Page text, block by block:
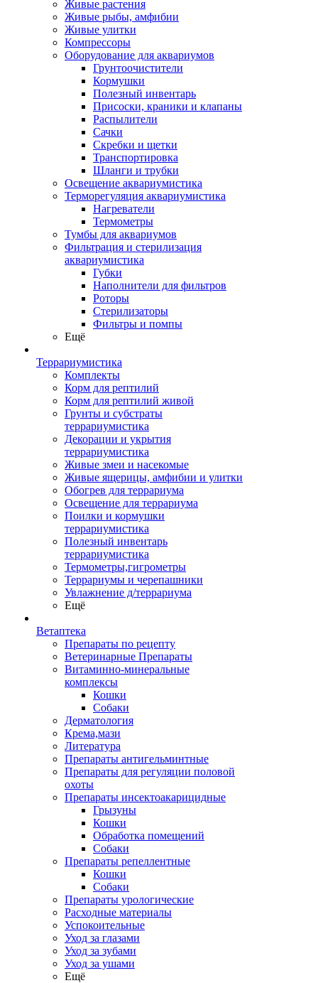
Живые растения
Живые рыбы, амфибии
Живые улитки
Компрессоры
Оборудование для аквариумов
Грунтоочистители
Кормушки
Полезный инвентарь
Присоски, краники и клапаны
Распылители
Сачки
Скребки и щетки
Транспортировка
Шланги и трубки
Освещение аквариумистика
Терморегуляция аквариумистика
Нагреватели
Термометры
Тумбы для аквариумов
Фильтрация и стерилизация
аквариумистика
Губки
Наполнители для фильтров
Роторы
Стерилизаторы
Фильтры и помпы
Ещё
Террариумистика
Комплекты
Корм для рептилий
Корм для рептилий живой
Грунты и субстраты
террариумистика
Декорации и укрытия
террариумистика
Живые змеи и насекомые
Живые ящерицы, амфибии и улитки
Обогрев для террариума
Освещение для террариума
Поилки и кормушки
террариумистика
Полезный инвентарь
террариумистика
Термометры,гигрометры
Террариумы и черепашники
Увлажнение д/террариума
Ещё
Ветаптека
Препараты по рецепту
Ветеринарные Препараты
Витаминно-минеральные
комплексы
Кошки
Собаки
Дерматология
Крема,мази
Литература
Препараты антигельминтные
Препараты для регуляции половой
охоты
Препараты инсектоакарицидные
Грызуны
Кошки
Обработка помещений
Собаки
Препараты репеллентные
Кошки
Собаки
Препараты урологические
Расходные материалы
Успокоительные
Уход за глазами
Уход за зубами
Уход за ушами
Ещё